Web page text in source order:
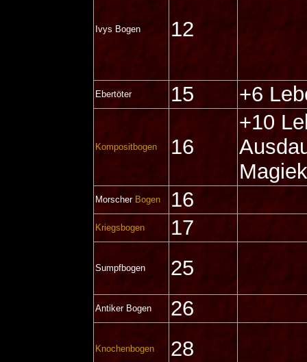
Ivys Bogen 12
Ebertöter 15 +6
Kompositbogen 16
+10
Morscher Bogen 16
Kriegsbogen 17
Sumpfbogen 25
Antiker Bogen 26
Knochenbogen 28